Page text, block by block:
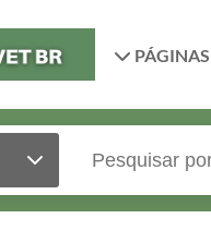
PÁGINAS